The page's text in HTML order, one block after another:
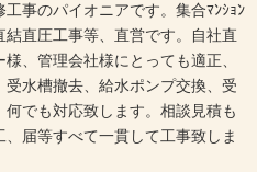
事のパイオニアです。集合ﾏﾝｼｮﾝ
直圧工事等、直営です。自社直
、管理会社様にとっても適正、
水槽撤去、給水ポンプ交換、受
でも対応致します。相談見積も
届等すべて一貫して工事致しま